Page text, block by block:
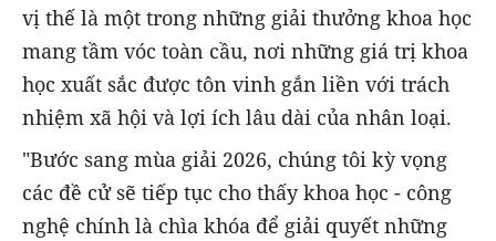
vị thế là một trong những giải thưởng khoa học
mang tầm vóc toàn cầu, nơi những giá trị khoa
học xuất sắc được tôn vinh gắn liền với trách
nhiệm xã hội và lợi ích lâu dài của nhân loại.
"Bước sang mùa giải 2026, chúng tôi kỳ vọng
các đề cử sẽ tiếp tục cho thấy khoa học - công
nghệ chính là chìa khóa để giải quyết những